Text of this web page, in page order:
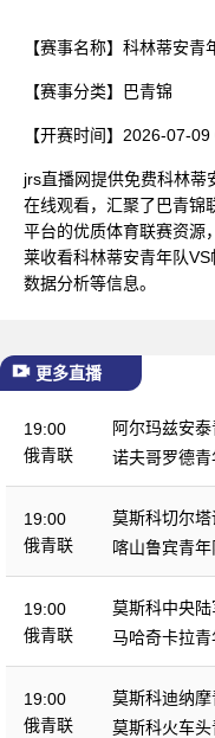
【赛事名称】 科林蒂安青
【赛事分类】 巴青锦
【开赛时间】 2026-07-09
jrs直播网提供免费科林蒂
在线观看，汇聚了巴青锦
平台的优质体育联赛资源
莱收看科林蒂安青年队
数据分析等信息。
更多直播
19:00
俄青联
阿尔玛兹安泰
队
诺夫哥罗德青
19:00
俄青联
莫斯科切尔塔
青年队
喀山鲁宾青年
19:00
俄青联
莫斯科中央陆
年队
马哈奇卡拉青
19:00
俄青联
莫斯科迪纳摩
队
莫斯科火车头